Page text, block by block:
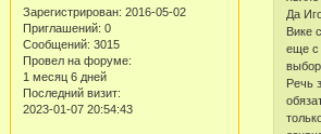
Зарегистрирован: 2016-05-02
Приглашений: 0
Сообщений: 3015
Провел на форуме:
1 месяц 6 дней
Последний визит:
2023-01-07 20:54:43
Да
Вике
еще с
Речь